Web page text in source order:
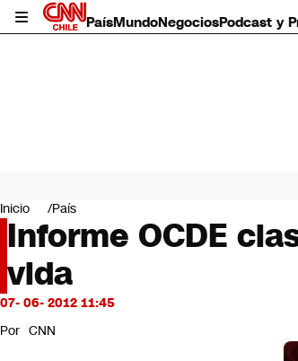
PaísMundoNegociosPodcast y
Mundo
Negocios
Deportes
Programas completos
Cultura
Servicios
Bits
CNN Data
Inicio País
Informe OCDE
vida
07- 06- 2012 11:45
Por CNN